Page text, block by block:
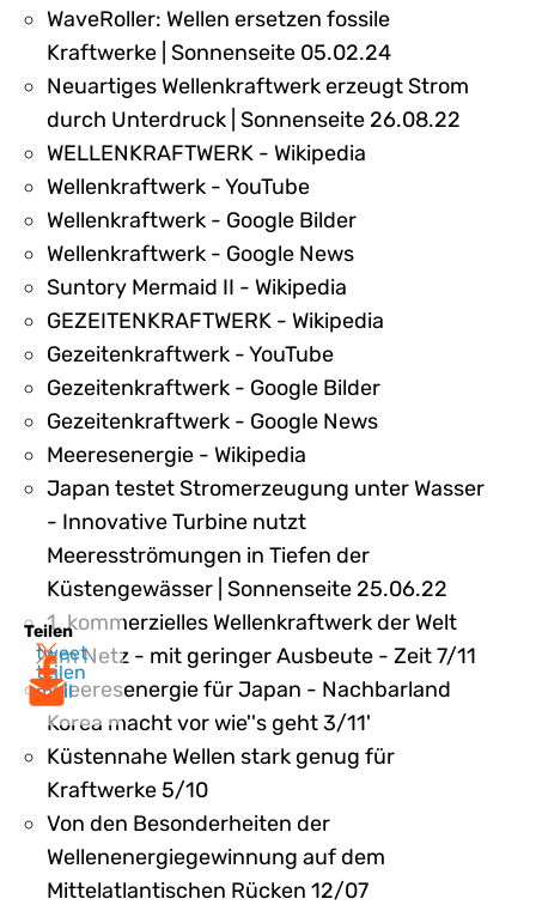
Teilen
tweet
teilen
mail
WaveRoller: Wellen ersetzen fossile
Kraftwerke | Sonnenseite 05.02.24
Neuartiges Wellenkraftwerk erzeugt Strom
durch Unterdruck | Sonnenseite 26.08.22
WELLENKRAFTWERK - Wikipedia
Wellenkraftwerk - YouTube
Wellenkraftwerk - Google Bilder
Wellenkraftwerk - Google News
Suntory Mermaid II - Wikipedia
GEZEITENKRAFTWERK - Wikipedia
Gezeitenkraftwerk - YouTube
Gezeitenkraftwerk - Google Bilder
Gezeitenkraftwerk - Google News
Meeresenergie - Wikipedia
Japan testet Stromerzeugung unter Wasser
- Innovative Turbine nutzt
Meeresströmungen in Tiefen der
Küstengewässer | Sonnenseite 25.06.22
1. kommerzielles Wellenkraftwerk der Welt
am Netz - mit geringer Ausbeute - Zeit 7/11
'Meeresenergie für Japan - Nachbarland
Korea macht vor wie''s geht 3/11'
Küstennahe Wellen stark genug für
Kraftwerke 5/10
Von den Besonderheiten der
Wellenenergiegewinnung auf dem
Mittelatlantischen Rücken 12/07